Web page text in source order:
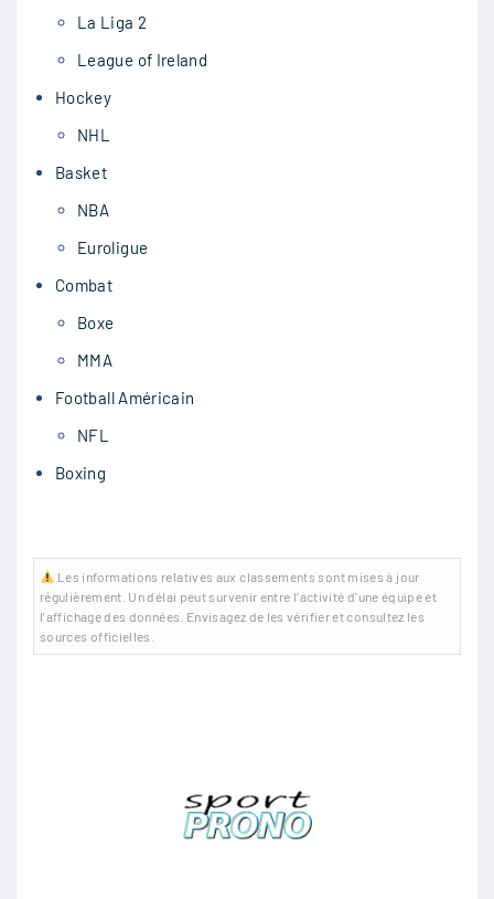
La Liga 2
League of Ireland
Hockey
NHL
Basket
NBA
Euroligue
Combat
Boxe
MMA
Football Américain
NFL
Boxing
Les informations relatives aux classements sont mises à jour
régulièrement. Un délai peut survenir entre l’activité d’une équipe et
l’affichage des données. Envisagez de les vérifier et consultez les
sources officielles.